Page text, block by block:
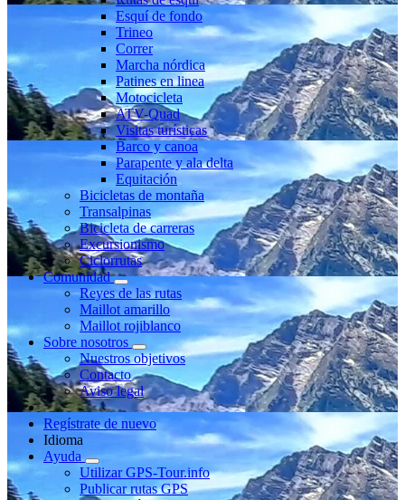
Esquí de fondo
Trineo
Correr
Marcha nórdica
Patines en linea
Motocicleta
ATV-Quad
Visitas turísticas
Barco y canoa
Parapente y ala delta
Equitación
Bicicletas de montaña
Transalpinas
Bicicleta de carreras
Excursionismo
Ciclorrutas
Comunidad
Reyes de las rutas
Maillot amarillo
Maillot rojiblanco
Sobre nosotros
Nuestros objetivos
Contacto
Aviso legal
Regístrate de nuevo
Idioma
Ayuda
Utilizar GPS-Tour.info
Publicar rutas GPS